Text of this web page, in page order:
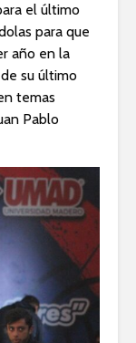
el último
para que
año en la
su último
temas
Pablo